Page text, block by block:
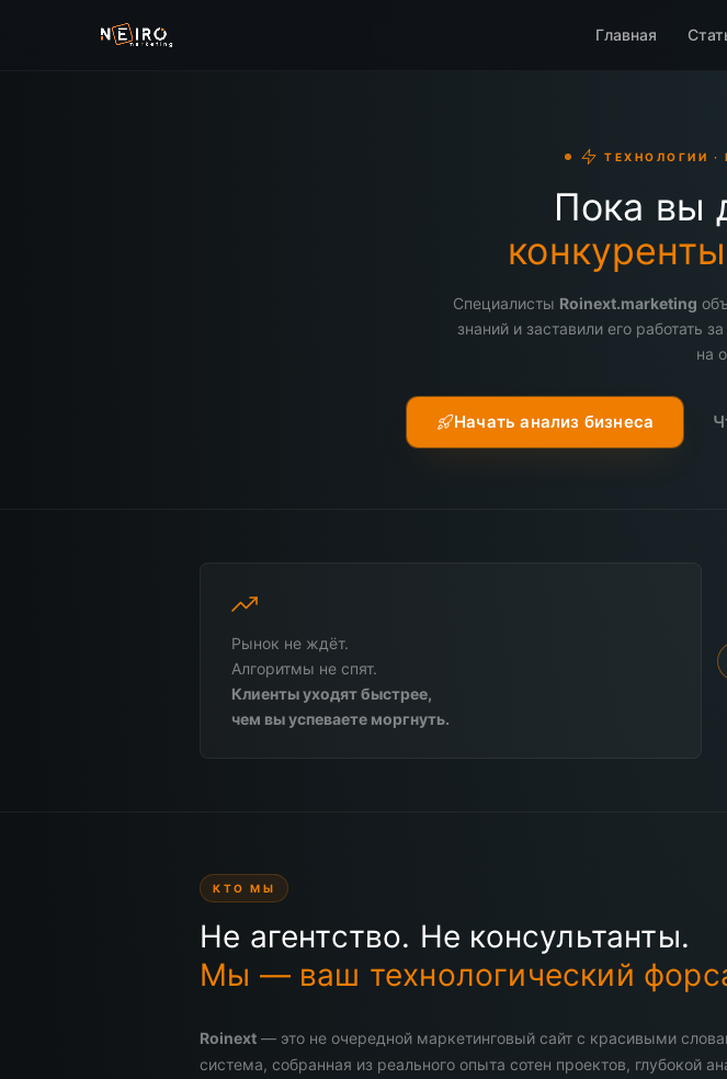
Главная
ТЕХНОЛОГИИ ·
Пока вы
Специалисты Roinext.marketing
знаний и заставили его работать
на
Начать анализ бизнеса
Рынок не ждёт.
Алгоритмы не спят.
Клиенты уходят быстрее,
чем вы успеваете моргнуть.
КТО МЫ
Не агентство. Не консультанты.
Мы — ваш технологический
Roinext — это не очередной маркетинговый сайт с красивыми
система, собранная из реального опыта сотен проектов, глубокой